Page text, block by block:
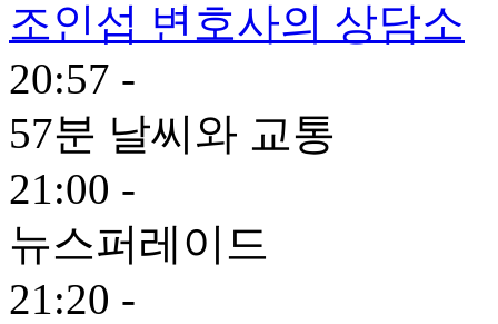
조인섭 변호사의 상담소
20:57 -
57분 날씨와 교통
21:00 -
뉴스퍼레이드
21:20 -